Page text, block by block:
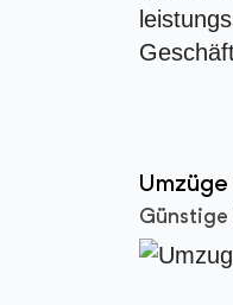
Günstige